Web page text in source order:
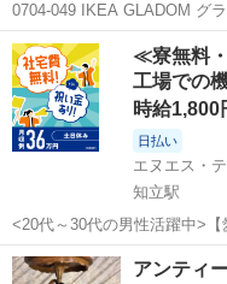
0704-049 IKEA GLADOM グ
ジュ 【状態】 ・使用に伴う多少のスレ、キズ、落としきれない汚れな
どございます ・詳細は現地
愛知 春日井市 テー
≪寮無料
工場での
時給1,800
日払い
エヌエス・
知立駅
<20代～30代の男性活躍中>
／交替制／月収36.2万円以上可能！／
心の研修あり！ ー・ー・ー・
愛知 豊田市
アンティ